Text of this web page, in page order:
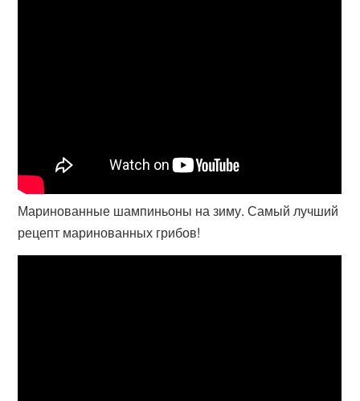
Маринованные шампиньоны на зиму. Самый лучший
рецепт маринованных грибов!